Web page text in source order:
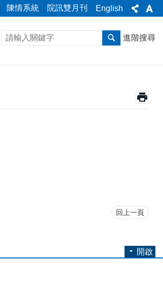
陳情系統 院訊雙月刊 English
進階搜尋
回上一頁
開啟